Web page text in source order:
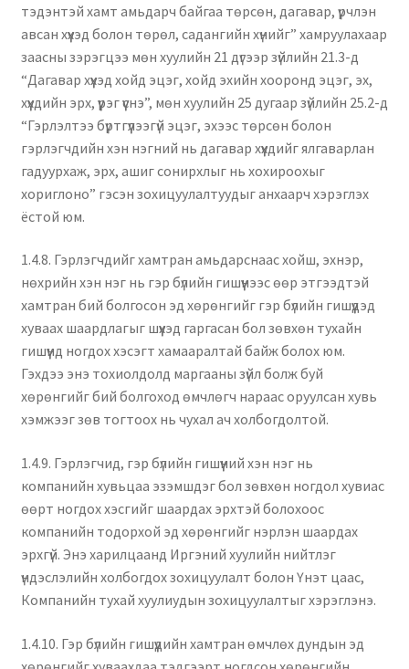
тэдэнтэй хамт амьдарч байгаа төрсөн, дагавар, үрчлэн
авсан хүүхэд болон төрөл, садангийн хүнийг” хамруулахаар
заасны зэрэгцээ мөн хуулийн 21 дүгээр зүйлийн 21.3-д
“Дагавар хүүхэд хойд эцэг, хойд эхийн хооронд эцэг, эх,
хүүхдийн эрх, үүрэг үүснэ”, мөн хуулийн 25 дугаар зүйлийн 25.2-д
“Гэрлэлтээ бүртгүүлээгүй эцэг, эхээс төрсөн болон
гэрлэгчдийн хэн нэгний нь дагавар хүүхдийг ялгаварлан
гадуурхаж, эрх, ашиг сонирхлыг нь хохироохыг
хориглоно” гэсэн зохицуулалтуудыг анхаарч хэрэглэх
ёстой юм.
1.4.8. Гэрлэгчдийг хамтран амьдарснаас хойш, эхнэр,
нөхрийн хэн нэг нь гэр бүлийн гишүүнээс өөр этгээдтэй
хамтран бий болгосон эд хөрөнгийг гэр бүлийн гишүүдэд
хуваах шаардлагыг шүүхэд гаргасан бол зөвхөн тухайн
гишүүнд ногдох хэсэгт хамааралтай байж болох юм.
Гэхдээ энэ тохиолдолд маргааны зүйл болж буй
хөрөнгийг бий болгоход өмчлөгч нараас оруулсан хувь
хэмжээг зөв тогтоох нь чухал ач холбогдолтой.
1.4.9. Гэрлэгчид, гэр бүлийн гишүүний хэн нэг нь
компанийн хувьцаа эзэмшдэг бол зөвхөн ногдол хувиас
өөрт ногдох хэсгийг шаардах эрхтэй болохоос
компанийн тодорхой эд хөрөнгийг нэрлэн шаардах
эрхгүй. Энэ харилцаанд Иргэний хуулийн нийтлэг
үндэслэлийн холбогдох зохицуулалт болон Үнэт цаас,
Компанийн тухай хуулиудын зохицуулалтыг хэрэглэнэ.
1.4.10. Гэр бүлийн гишүүдийн хамтран өмчлөх дундын эд